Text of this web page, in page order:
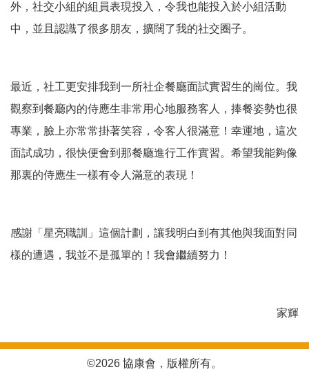
外，社交小組的組員表現投入，令我也能投入於小組活動
中，並且認識了很多朋友，擴闊了我的社交圈子。
最近，社工更安排我到一所社企餐廳面試實習生的崗位。我
觀察到餐廳內的侍應生非常用心地服務客人，捧餐姿勢也很
專業，臉上亦常常掛著笑容，令客人很滿意！幸運地，這次
面試成功，很快便會到那餐廳進行工作實習。希望我能夠像
那裏的侍應生一樣有令人滿意的表現！
感謝「星亮職訓」這個計劃，讓我明白到有其他與我面對同
樣的遭遇，我並不是孤單的！我會繼續努力！
家輝
©2026 協康會，版權所有。